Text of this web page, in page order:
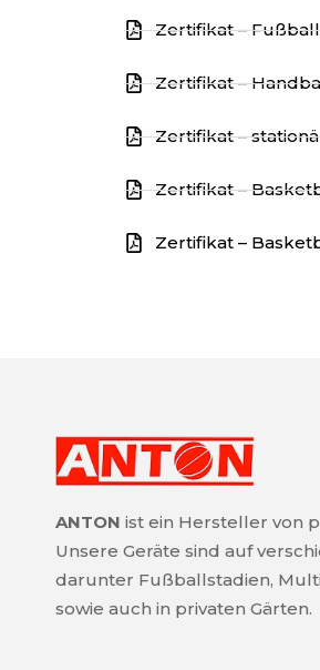
Zertifikat –
Zertifikat –
Zertifikat –
Zertifikat –
Zertifikat –
ANTON ist ein Hersteller von
Unsere Geräte sind auf
darunter Fußballstadien,
sowie auch in privaten Gärten.